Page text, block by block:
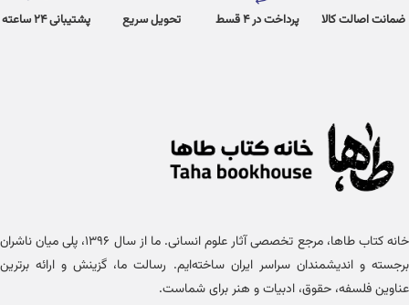
ضمانت اصالت کالا پرداخت در 4 قسط تحویل سریع پشتیبانی 24 ساعته
خانه کتاب طاها، مرجع تخصصی آثار علوم انسانی. ما از سال ۱۳۹۶، پلی میان ناشران
برجسته و اندیشمندان سراسر ایران ساخته‌ایم. رسالت ما، گزینش و ارائه برترین
عناوین فلسفه، حقوق، ادبیات و هنر برای شماست.